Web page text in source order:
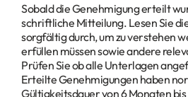
Sobald die Genehmigung erteilt
schriftliche Mitteilung. Lesen Sie
sorgfältig durch, um zu verstehen
erfüllen müssen sowie andere
Prüfen Sie ob alle Unterlagen
Erteilte Genehmigungen haben
Gültigkeitsdauer von 6 Monaten